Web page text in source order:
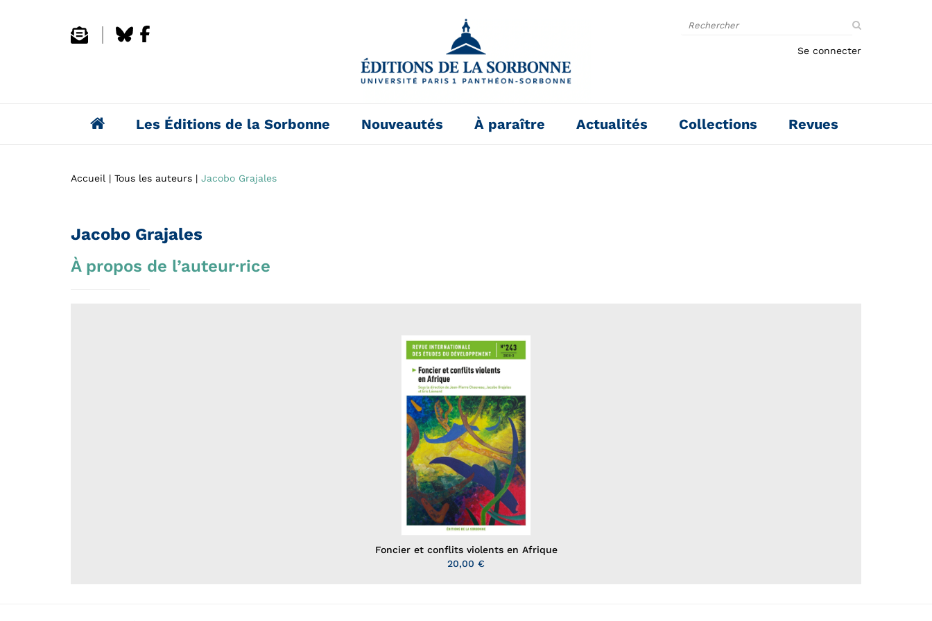
le
Se connecter
Les Éditions de la Sorbonne Nouveautés À paraître Actualités Collections Revues
Accueil Tous les auteurs Jacobo Grajales
Jacobo Grajales
À propos de l’auteur·rice
Foncier et conflits violents en Afrique
20,00 €